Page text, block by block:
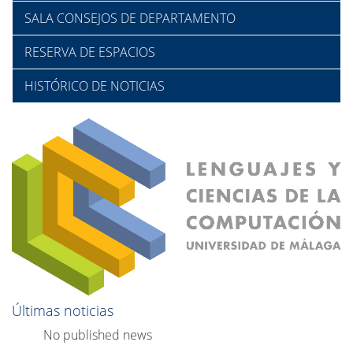
SALA CONSEJOS DE DEPARTAMENTO
RESERVA DE ESPACIOS
HISTÓRICO DE NOTICIAS
Últimas noticias
No published news